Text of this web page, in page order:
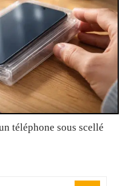
téléphone sous scellé